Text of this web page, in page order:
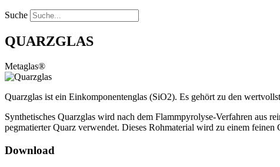
Suche
QUARZGLAS
Metaglas®
Quarzglas ist ein Einkomponentenglas (SiO2). Es gehört zu den
Synthetisches Quarzglas wird nach dem Flammpyrolyse-Verfahren aus
pegmatierter Quarz verwendet. Dieses Rohmaterial wird zu einem
Download